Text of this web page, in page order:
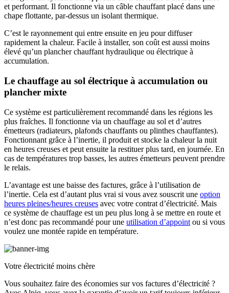
et performant. Il fonctionne via un câble chauffant placé dans une
chape flottante, par-dessus un isolant thermique.
C’est le rayonnement qui entre ensuite en jeu pour diffuser
rapidement la chaleur. Facile à installer, son coût est aussi moins
élevé qu’un plancher chauffant hydraulique ou électrique à
accumulation.
Le chauffage au sol électrique à accumulation ou
plancher mixte
Ce système est particulièrement recommandé dans les régions les
plus fraîches. Il fonctionne via un chauffage au sol et d’autres
émetteurs (radiateurs, plafonds chauffants ou plinthes chauffantes).
Fonctionnant grâce à l’inertie, il produit et stocke la chaleur la nuit
en heures creuses et peut ensuite la restituer plus tard, en journée. En
cas de températures trop basses, les autres émetteurs peuvent prendre
le relais.
L’avantage est une baisse des factures, grâce à l’utilisation de
l’inertie. Cela est d’autant plus vrai si vous avez souscrit une option
heures pleines/heures creuses avec votre contrat d’électricité. Mais
ce système de chauffage est un peu plus long à se mettre en route et
n’est donc pas recommandé pour une utilisation d’appoint ou si vous
voulez une montée rapide en température.
Votre électricité moins chère
Vous souhaitez faire des économies sur vos factures d’électricité ?